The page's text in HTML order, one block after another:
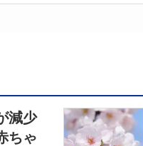
減少
ちゃ